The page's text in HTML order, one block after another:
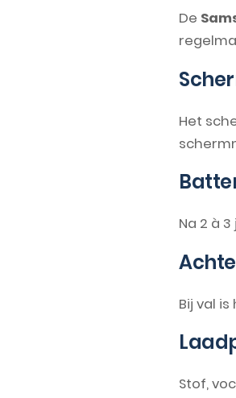
De
Het
Na 2 à
Bij val
Stof,